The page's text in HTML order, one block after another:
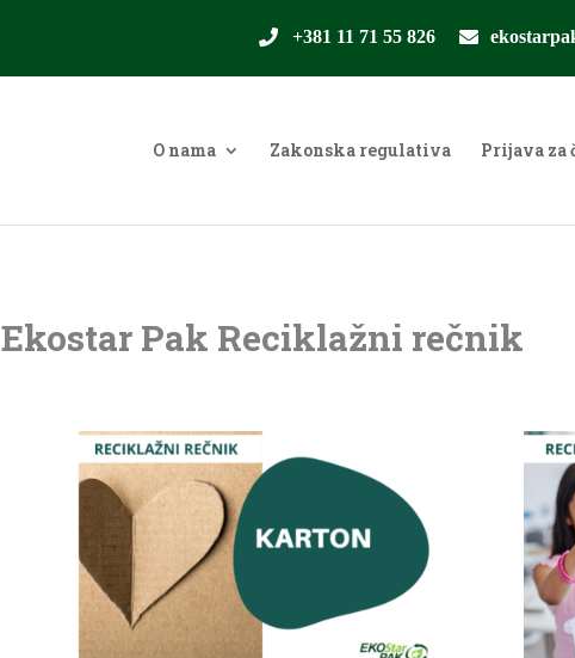
+381 11 71 55 826
O nama Zakonska regulativa Prijava za
Ekostar Pak Reciklažni rečnik